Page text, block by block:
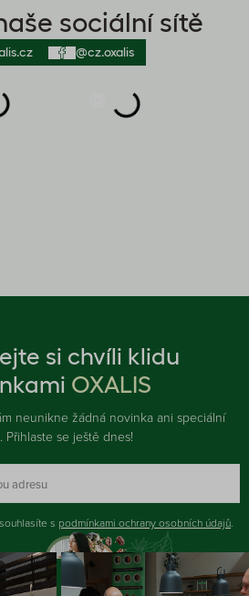
sociální sítě
@cz.oxalis
si chvíli klidu
OXALIS
neunikne žádná novinka ani speciální
Přihlaste se ještě dnes!
s podmínkami ochrany osobních údajů.